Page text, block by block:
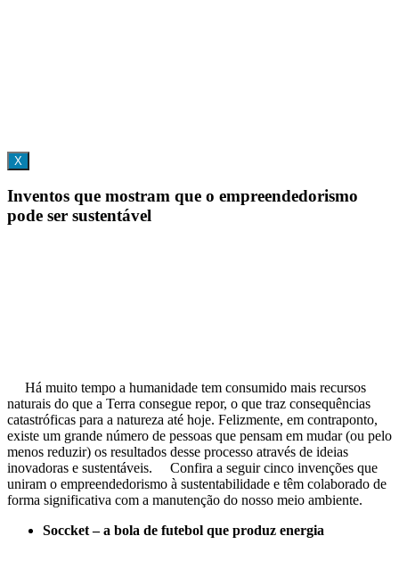
X
Inventos que mostram que o empreendedorismo
pode ser sustentável
Há muito tempo a humanidade tem consumido mais recursos
naturais do que a Terra consegue repor, o que traz consequências
catastróficas para a natureza até hoje. Felizmente, em contraponto,
existe um grande número de pessoas que pensam em mudar (ou pelo
menos reduzir) os resultados desse processo através de ideias
inovadoras e sustentáveis. Confira a seguir cinco invenções que
uniram o empreendedorismo à sustentabilidade e têm colaborado de
forma significativa com a manutenção do nosso meio ambiente.
Soccket – a bola de futebol que produz energia